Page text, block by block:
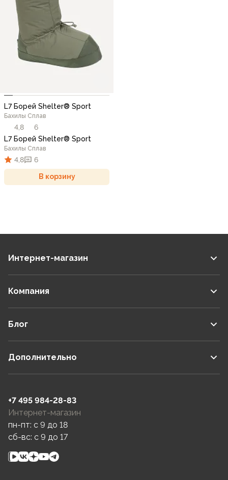
L7 Борей Shelter® Sport
Бахилы Сплав
4,8
6
L7 Борей Shelter® Sport
Бахилы Сплав
4,8 6
В корзину
Интернет-магазин
Компания
Блог
Дополнительно
+7 495 984-28-83
Интернет-магазин
пн-пт: c 9 до 18
сб-вс: c 9 до 17